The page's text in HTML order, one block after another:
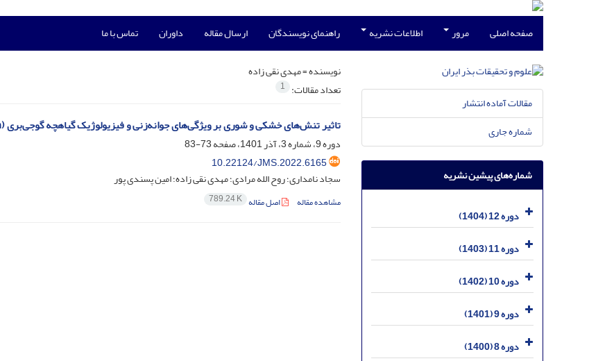
صفحه اصلی مرور اطلاعات نشریه راهنمای نویسندگان ارسال مقاله داوران تماس با ما
نویسنده =مهدی نقی زاده
تعداد مقالات: 1
تاثیر تنش‌های خشکی و شوری بر ویژگی‌های جوانه‌زنی و فیزیولوژیک گیاهچه گوجی‌بری (Lycium barbarum)
دوره 9، شماره 3، آذر 1401، صفحه
73-83
10.22124/JMS.2022.6165
سجاد نامداری؛ روح الله مرادی؛ مهدی نقی زاده؛ امین پسندی پور
مشاهده مقاله اصل مقاله 789.24 K
مقالات آماده انتشار
شماره جاری
شماره‌های پیشین نشریه
دوره 12 (1404)
دوره 11 (1403)
دوره 10 (1402)
دوره 9 (1401)
دوره 8 (1400)